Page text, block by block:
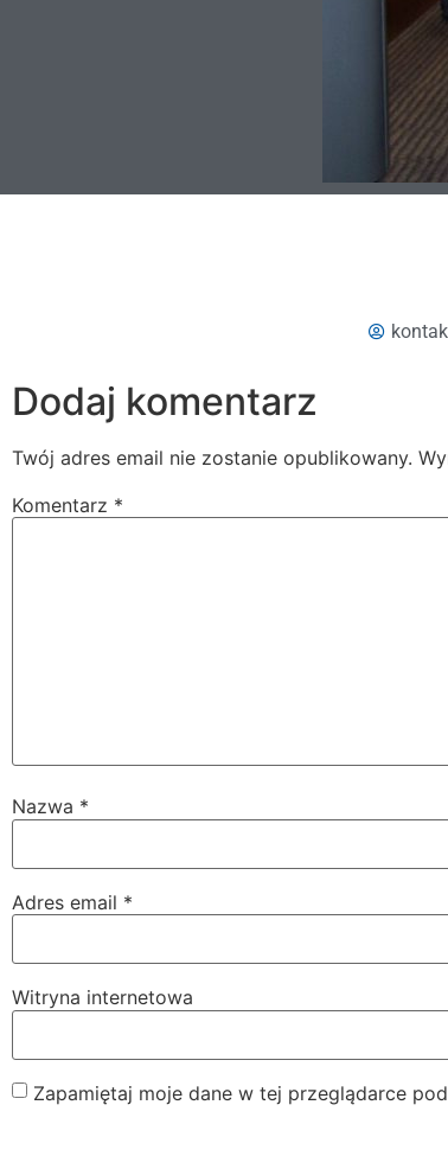
Dodaj komentarz
Twój adres email nie zostanie opublikowany.
Komentarz *
Nazwa *
Adres email *
Witryna internetowa
Zapamiętaj moje dane w tej przeglądarce